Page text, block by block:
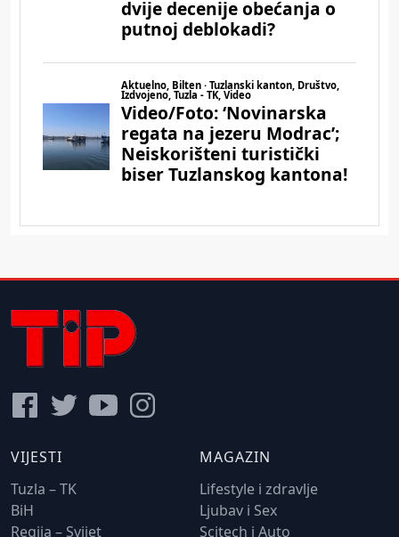
VIJESTI
Tuzla – TK
BiH
Regija – Svijet
MAGAZIN
Lifestyle i zdravlje
Ljubav i Sex
Scitech i Auto